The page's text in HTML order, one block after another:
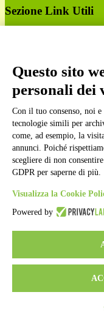
Sezione Link Utili
Ufficio Relazioni
Dichiarazione di
Obiettivi di
Gestione consensi
Amministrazione
Pagina visualizzata
Sezione Copyright
Copyright 2026 |
Parma S.p.A. |
Questo sito
personali dei
Con il tuo consenso, noi
tecnologie simili per
come, ad esempio, la
annunci. Poiché
scegliere di non
GDPR per saperne di più.
Visualizza la Cookie
Powered by